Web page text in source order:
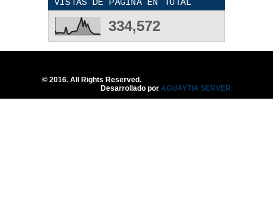
Honestidad - Reflexión
12
VISTAS DE PÁGINA EN TOTAL
334,572
© 2016. All Rights Reserved.
Desarrollado por AGUAYTIA SERVER